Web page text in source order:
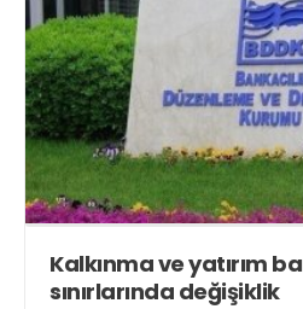
Kalkınma ve yatırım
sınırlarında değişiklik